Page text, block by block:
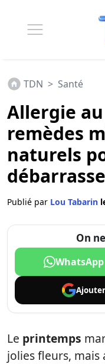
TDN > Santé
Allergie
remèdes
naturels
Publié par Lou Tabarin
On
WhatsApp
Le printemps
jolies fleurs, mais